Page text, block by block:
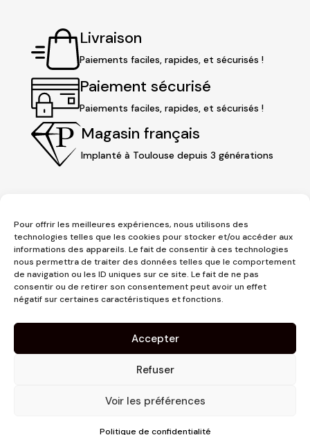
Pour offrir les meilleures expériences, nous utilisons des
technologies telles que les cookies pour stocker et/ou accéder aux
informations des appareils. Le fait de consentir à ces technologies
nous permettra de traiter des données telles que le comportement
de navigation ou les ID uniques sur ce site. Le fait de ne pas
consentir ou de retirer son consentement peut avoir un effet
négatif sur certaines caractéristiques et fonctions.
Accepter
Refuser
Voir les préférences
Politique de confidentialité
Livraison
Paiements faciles, rapides, et sécurisés !
Paiement sécurisé
Paiements faciles, rapides, et sécurisés !
Magasin français
Implanté à Toulouse depuis 3 générations
3 place Jeanne d'Arc
31000 Toulouse
contact@pujolmaison.com
05 62 73 70 73